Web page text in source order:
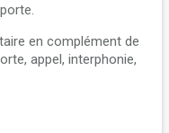
en complément de
appel, interphonie,